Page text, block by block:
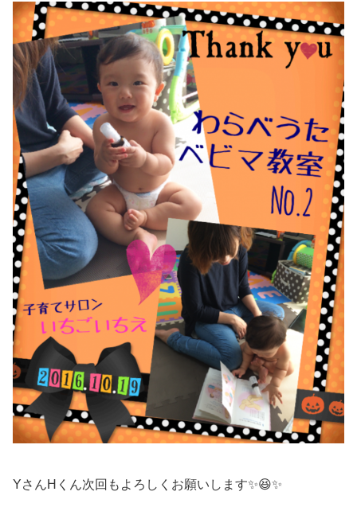
YさんHくん次回もよろしくお願いします✨😆✨